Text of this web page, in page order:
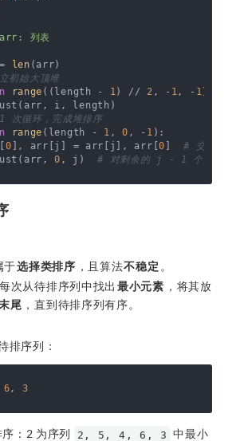
列表
len (arr)
初始大顶堆
range ((length - 1) // 2 , - 1, - 1):
i, length)
循环，完成堆排序
range (length - 1 , 0 , - 1 ):
0 ], arr[j] = arr[j], arr[0 ] # 交换第
0 , j) # 对剩余的 j - 1 个元素进
于选择类排序 ，且算法不稳定 。
每次从待排序列中找出 最小元素 ，将其放
尾 ，直到待排序列有序。
排序列：
6 , 3
：2 为序列 2, 5, 4, 6, 3 中最小